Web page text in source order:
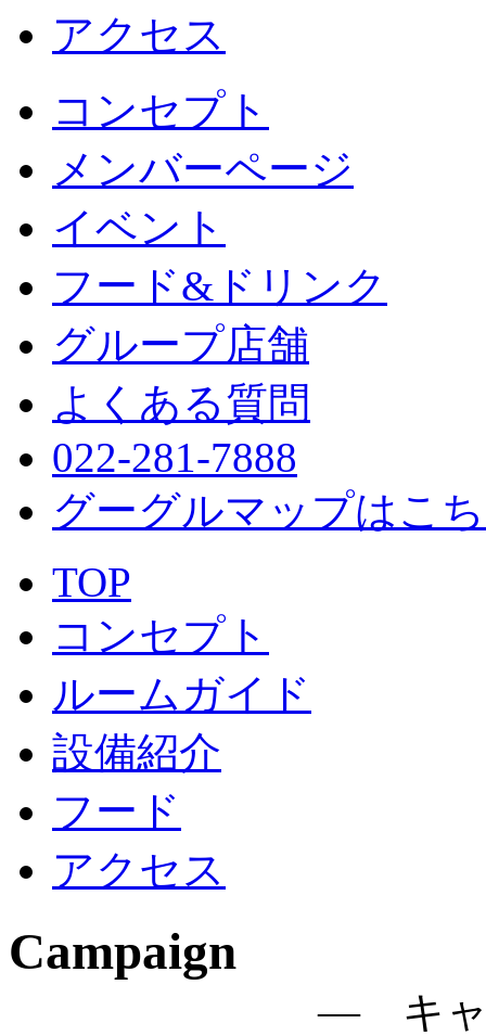
アクセス
コンセプト
メンバーページ
イベント
フード&ドリンク
グループ店舗
よくある質問
022-281-7888
グーグルマップはこ
TOP
コンセプト
ルームガイド
設備紹介
フード
アクセス
Campaign
― キ